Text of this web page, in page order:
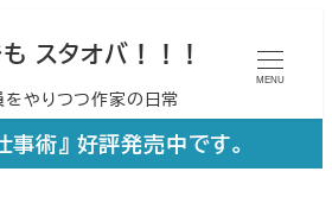
スタオバ！！！
をやりつつ作家の日常
MENU
事術』 好評発売中です。